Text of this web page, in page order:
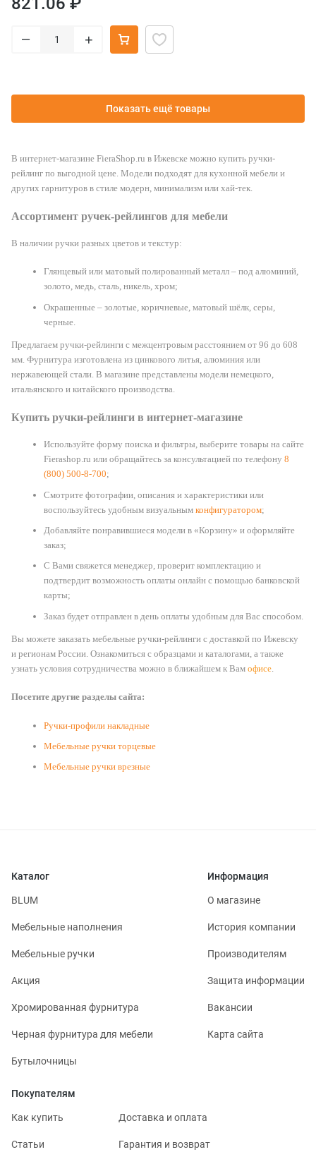
– +
Показать ещё товары
В интернет-магазине FieraShop.ru в Ижевске можно купить ручки-
рейлинг по выгодной цене. Модели подходят для кухонной мебели и
других гарнитуров в стиле модерн, минимализм или хай-тек.
Ассортимент ручек-рейлингов для мебели
В наличии ручки разных цветов и текстур:
Глянцевый или матовый полированный металл – под алюминий,
золото, медь, сталь, никель, хром;
Окрашенные – золотые, коричневые, матовый шёлк, серы,
черные.
Предлагаем ручки-рейлинги с межцентровым расстоянием от 96 до 608
мм. Фурнитура изготовлена из цинкового литья, алюминия или
нержавеющей стали. В магазине представлены модели немецкого,
итальянского и китайского производства.
Купить ручки-рейлинги в интернет-магазине
Используйте форму поиска и фильтры, выберите товары на сайте
Fierashop.ru или обращайтесь за консультацией по телефону 8
(800) 500-8-700;
Смотрите фотографии, описания и характеристики или
воспользуйтесь удобным визуальным конфигуратором;
Добавляйте понравившиеся модели в «Корзину» и оформляйте
заказ;
С Вами свяжется менеджер, проверит комплектацию и
подтвердит возможность оплаты онлайн с помощью банковской
карты;
Заказ будет отправлен в день оплаты удобным для Вас способом.
Вы можете заказать мебельные ручки-рейлинги с доставкой по Ижевску
и регионам России. Ознакомиться с образцами и каталогами, а также
узнать условия сотрудничества можно в ближайшем к Вам офисе
Посетите другие разделы сайта:
Ручки-профили накладные
Мебельные ручки торцевые
Мебельные ручки врезные
Каталог
BLUM
Мебельные наполнения
Мебельные ручки
Акция
Хромированная фурнитура
Черная фурнитура для мебели
Бутылочницы
Информация
О магазине
История компании
Производителям
Защита информации
Вакансии
Карта сайта
Покупателям
Как купить Доставка и оплата
Статьи Гарантия и возврат